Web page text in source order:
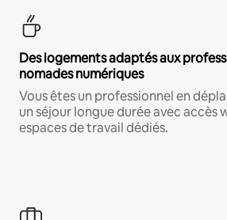
Des logements adaptés aux
nomades numériques
Vous êtes un professionnel en
un séjour longue durée avec accès
espaces de travail dédiés.